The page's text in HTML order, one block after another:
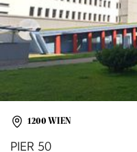
1200 WIEN
PIER 50